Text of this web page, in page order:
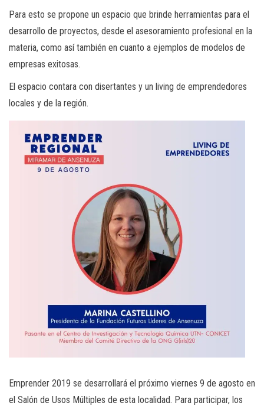
Para esto se propone un espacio que brinde herramientas para el
desarrollo de proyectos, desde el asesoramiento profesional en la
materia, como así también en cuanto a ejemplos de modelos de
empresas exitosas.
El espacio contara con disertantes y un living de emprendedores
locales y de la región.
Emprender 2019 se desarrollará el próximo viernes 9 de agosto en
el Salón de Usos Múltiples de esta localidad. Para participar, los